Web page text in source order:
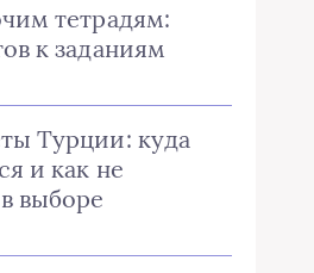
тетрадям:
к заданиям
Турции: куда
и как не
выборе